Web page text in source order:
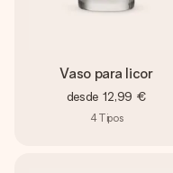
Vaso para licor
desde 12,99 €
4Tipos